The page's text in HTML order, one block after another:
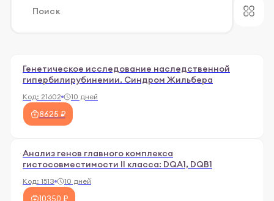
Генетическое исследование наследственной
гипербилирубинемии. Синдром Жильбера
Код: 21602 10 дней
8625 ₽
Анализ генов главного комплекса
гистосовместимости II класса: DQA1, DQB1
Код: 1513 10 дней
10350 ₽